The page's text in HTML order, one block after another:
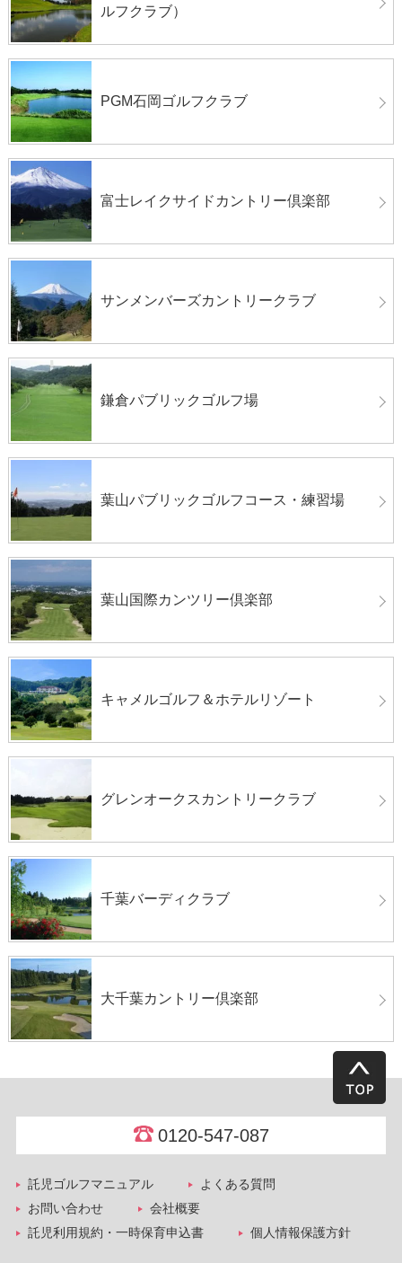
ルフクラブ）
PGM石岡ゴルフクラブ
富士レイクサイドカントリー倶楽部
サンメンバーズカントリークラブ
鎌倉パブリックゴルフ場
葉山パブリックゴルフコース・練習場
葉山国際カンツリー倶楽部
キャメルゴルフ＆ホテルリゾート
グレンオークスカントリークラブ
千葉バーディクラブ
大千葉カントリー倶楽部
0120-547-087
託児ゴルフマニュアル
よくある質問
お問い合わせ
会社概要
託児利用規約・一時保育申込書
個人情報保護方針